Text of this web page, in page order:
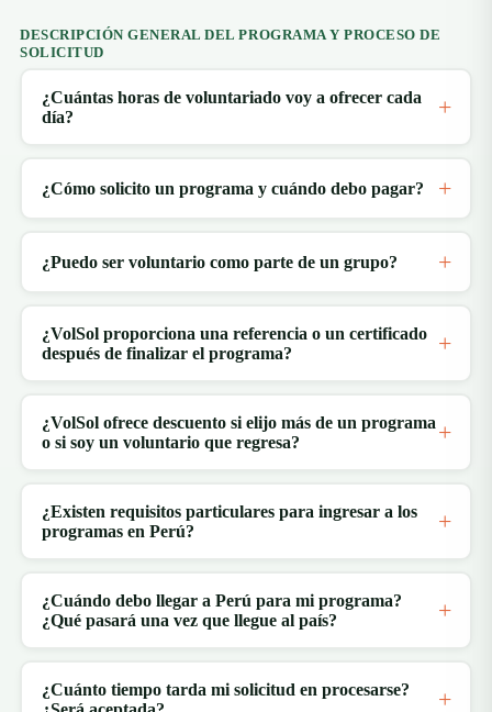
DESCRIPCIÓN GENERAL DEL PROGRAMA Y PROCESO DE
SOLICITUD
¿Cuántas horas de voluntariado voy a ofrecer cada
día?
¿Cómo solicito un programa y cuándo debo pagar?
¿Puedo ser voluntario como parte de un grupo?
¿VolSol proporciona una referencia o un certificado
después de finalizar el programa?
¿VolSol ofrece descuento si elijo más de un programa
o si soy un voluntario que regresa?
¿Existen requisitos particulares para ingresar a los
programas en Perú?
¿Cuándo debo llegar a Perú para mi programa?
¿Qué pasará una vez que llegue al país?
¿Cuánto tiempo tarda mi solicitud en procesarse?